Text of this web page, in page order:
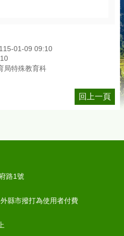
01-09 09:10
局特殊教育科
回上一頁
路1號
市撥打為使用者付費